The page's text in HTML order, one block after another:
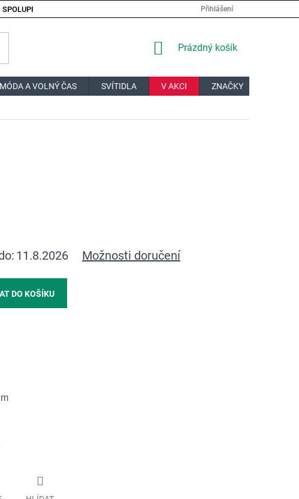
SPOLUPRÁCE JAK NAKUPOVAT?Přihlášení
NÁKUPNÍ
Prázdný košík
MÓDA A VOLNÝ ČAS SVÍTIDLA V AKCI ZNAČKY
11.8.2026 Možnosti doručení
DO KOŠÍKU